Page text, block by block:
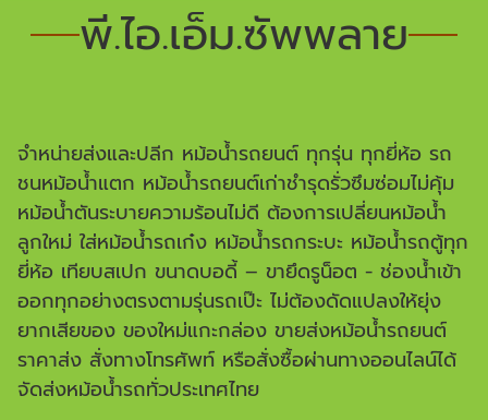
พี.ไอ.เอ็ม.ซัพพลาย
จำหน่ายส่งและปลีก หม้อน้ำรถยนต์ ทุกรุ่น ทุกยี่ห้อ รถ
ชนหม้อน้ำแตก หม้อน้ำรถยนต์เก่าชำรุดรั่วซึมซ่อมไม่คุ้ม
หม้อน้ำตันระบายความร้อนไม่ดี ต้องการเปลี่ยนหม้อน้ำ
ลูกใหม่ ใส่หม้อน้ำรถเก๋ง หม้อน้ำรถกระบะ หม้อน้ำรถตู้ทุก
ยี่ห้อ เทียบสเปก ขนาดบอดี้ – ขายึดรูน็อต - ช่องน้ำเข้า
ออกทุกอย่างตรงตามรุ่นรถเป๊ะ ไม่ต้องดัดแปลงให้ยุ่ง
ยากเสียของ ของใหม่แกะกล่อง ขายส่งหม้อน้ำรถยนต์
ราคาส่ง สั่งทางโทรศัพท์ หรือสั่งซื้อผ่านทางออนไลน์ได้
จัดส่งหม้อน้ำรถทั่วประเทศไทย